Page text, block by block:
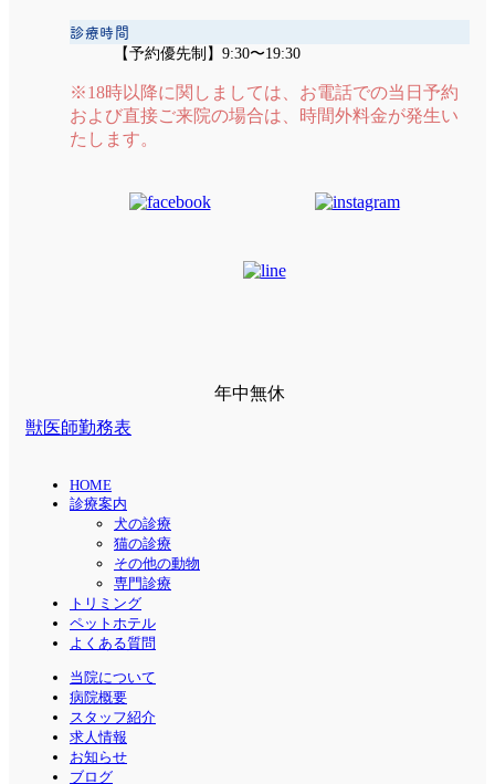
診療時間
【予約優先制】9:30〜19:30
※18時以降に関しましては、お電話での当日予約
および直接ご来院の場合は、時間外料金が発生い
たします。
年中無休
獣医師勤務表
HOME
診療案内
犬の診療
猫の診療
その他の動物
専門診療
トリミング
ペットホテル
よくある質問
当院について
病院概要
スタッフ紹介
求人情報
お知らせ
ブログ